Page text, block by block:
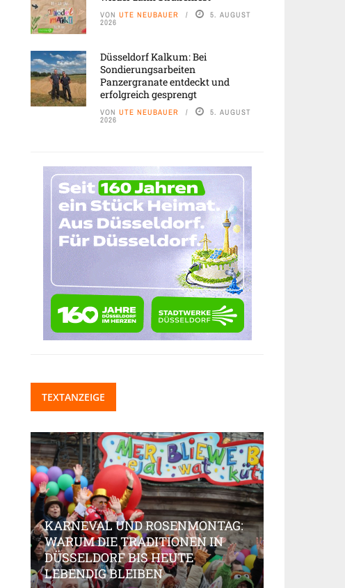
VON UTE NEUBAUER 5. AUGUST
2026
Düsseldorf Kalkum: Bei
Sondierungsarbeiten
Panzergranate entdeckt und
erfolgreich gesprengt
VON UTE NEUBAUER 5. AUGUST
2026
TEXTANZEIGE
KARNEVAL UND ROSENMONTAG:
WARUM DIE TRADITIONEN IN
DÜSSELDORF BIS HEUTE
LEBENDIG BLEIBEN